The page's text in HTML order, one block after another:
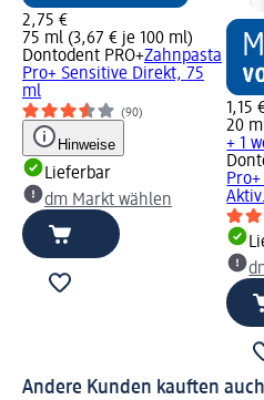
2,75 €
75 ml (3,67 € je 100 ml)
Dontodent PRO+Zahnpasta
Pro+ Sensitive Direkt, 75
ml
(90)
Hinweise
Lieferbar
dm Markt wählen
1,15
20
+ 1
Andere Kunden kauften auch